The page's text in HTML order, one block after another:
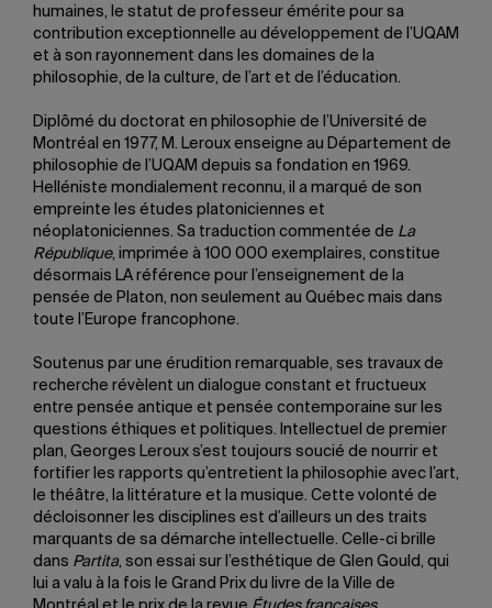
humaines, le statut de professeur émérite pour sa
contribution exceptionnelle au développement de l’UQAM
et à son rayonnement dans les domaines de la
philosophie, de la culture, de l’art et de l’éducation.
Diplômé du doctorat en philosophie de l’Université de
Montréal en 1977, M. Leroux enseigne au Département de
philosophie de l’UQAM depuis sa fondation en 1969.
Helléniste mondialement reconnu, il a marqué de son
empreinte les études platoniciennes et
néoplatoniciennes. Sa traduction commentée de La
République, imprimée à 100 000 exemplaires, constitue
désormais LA référence pour l’enseignement de la
pensée de Platon, non seulement au Québec mais dans
toute l’Europe francophone.
Soutenus par une érudition remarquable, ses travaux de
recherche révèlent un dialogue constant et fructueux
entre pensée antique et pensée contemporaine sur les
questions éthiques et politiques. Intellectuel de premier
plan, Georges Leroux s’est toujours soucié de nourrir et
fortifier les rapports qu’entretient la philosophie avec l’art,
le théâtre, la littérature et la musique. Cette volonté de
décloisonner les disciplines est d’ailleurs un des traits
marquants de sa démarche intellectuelle. Celle-ci brille
dans Partita, son essai sur l’esthétique de Glen Gould, qui
lui a valu à la fois le Grand Prix du livre de la Ville de